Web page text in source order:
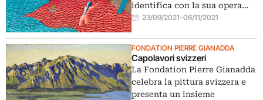
identifica con la sua opera…
23/09/2021–06/11/2021
FONDATION PIERRE GIANADDA
Capolavori svizzeri
La Fondation Pierre Gianadda
celebra la pittura svizzera e
presenta un insieme